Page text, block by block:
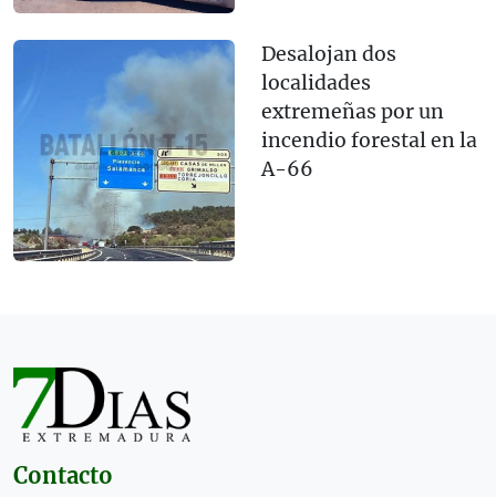
Desalojan dos
localidades
extremeñas por un
incendio forestal en la
A-66
Contacto